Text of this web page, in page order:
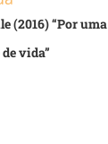
(2016) “Por uma
vida”